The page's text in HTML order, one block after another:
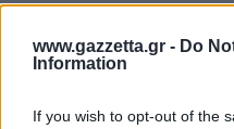
www.gazzetta.gr - Do
Information
If you wish to opt-out of the